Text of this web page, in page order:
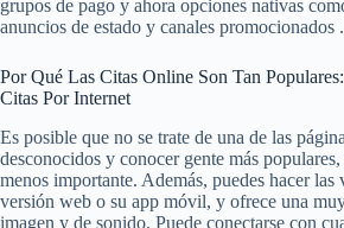
grupos de pago y ahora opciones nativas
anuncios de estado y canales promocionados .
Por Qué Las Citas Online Son Tan
Citas Por Internet
Es posible que no se trate de una de las
desconocidos y conocer gente más
menos importante. Además, puedes hacer las
versión web o su app móvil, y ofrece una
imagen y de sonido. Puede conectarse con